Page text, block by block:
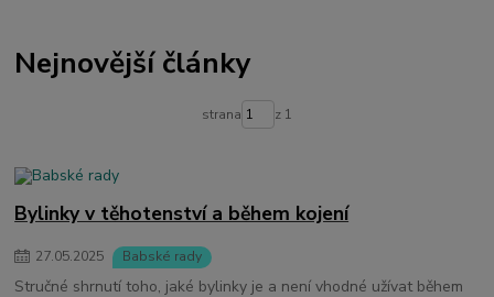
Nejnovější články
strana z 1
Bylinky v těhotenství a během kojení
27.05.2025 Babské rady
Stručné shrnutí toho, jaké bylinky je a není vhodné užívat během